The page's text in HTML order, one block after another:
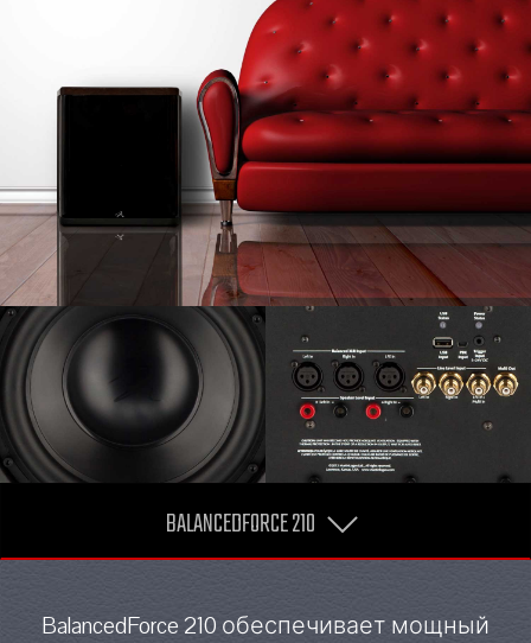
BALANCEDFORCE 210
BalancedForce 210 обеспечивает мощный